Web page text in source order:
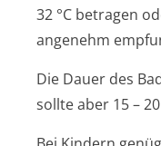
32 °C betragen
angenehm
Die Dauer des
sollte aber 15 –